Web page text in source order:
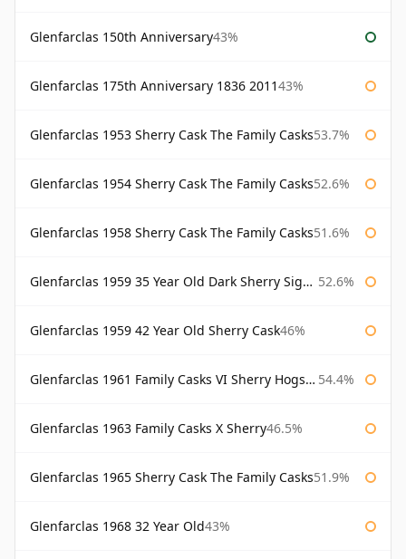
Glenfarclas 150th Anniversary43%
Glenfarclas 175th Anniversary 1836 201143%
Glenfarclas 1953 Sherry Cask The Family Casks53.7%
Glenfarclas 1954 Sherry Cask The Family Casks52.6%
Glenfarclas 1958 Sherry Cask The Family Casks51.6%
Glenfarclas 1959 35 Year Old Dark Sherry Signatory 52.6%
Glenfarclas 1959 42 Year Old Sherry Cask46%
Glenfarclas 1961 Family Casks VI Sherry Hogshead #1326 54.4%
Glenfarclas 1963 Family Casks X Sherry46.5%
Glenfarclas 1965 Sherry Cask The Family Casks51.9%
Glenfarclas 1968 32 Year Old43%